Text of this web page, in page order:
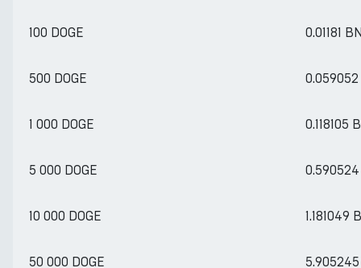
100 DOGE 0.01181
500 DOGE
1 000 DOGE 0.118105
5 000 DOGE
10 000 DOGE 1.181049
50 000 DOGE